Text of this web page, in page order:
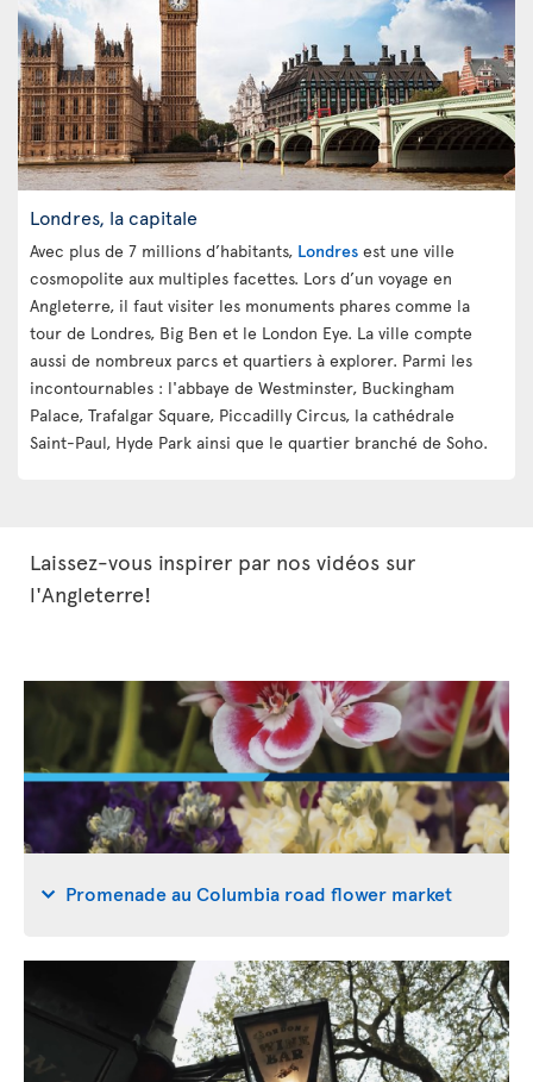
Londres, la capitale
Avec plus de 7 millions d’habitants, Londres est une ville
cosmopolite aux multiples facettes. Lors d’un voyage en
Angleterre, il faut visiter les monuments phares comme la
tour de Londres, Big Ben et le London Eye. La ville compte
aussi de nombreux parcs et quartiers à explorer. Parmi les
incontournables : l'abbaye de Westminster, Buckingham
Palace, Trafalgar Square, Piccadilly Circus, la cathédrale
Saint-Paul, Hyde Park ainsi que le quartier branché de Soho.
Laissez-vous inspirer par nos vidéos sur
l'Angleterre!
Promenade au Columbia road flower market